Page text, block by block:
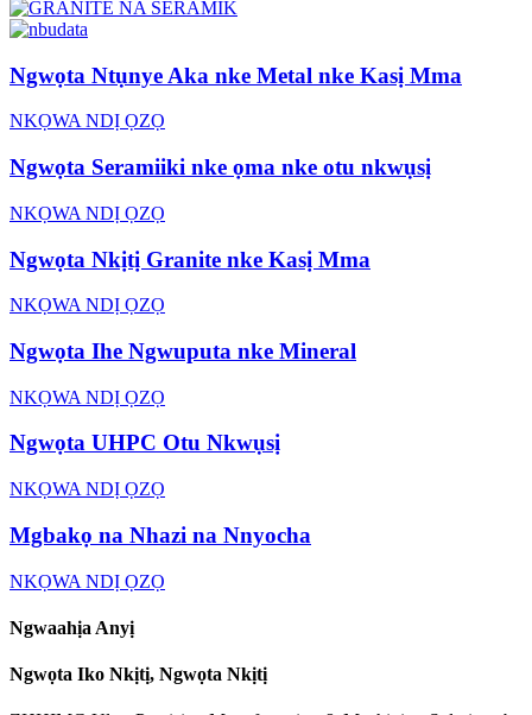
Ngwọta Ntụnye Aka nke Metal nke Kasị Mma
NKỌWA NDỊ ỌZỌ
Ngwọta Seramiiki nke ọma nke otu nkwụsị
NKỌWA NDỊ ỌZỌ
Ngwọta Nkịtị Granite nke Kasị Mma
NKỌWA NDỊ ỌZỌ
Ngwọta Ihe Ngwuputa nke Mineral
NKỌWA NDỊ ỌZỌ
Ngwọta UHPC Otu Nkwụsị
NKỌWA NDỊ ỌZỌ
Mgbakọ na Nhazi na Nnyocha
NKỌWA NDỊ ỌZỌ
Ngwaahịa Anyị
Ngwọta Iko Nkịtị, Ngwọta Nkịtị